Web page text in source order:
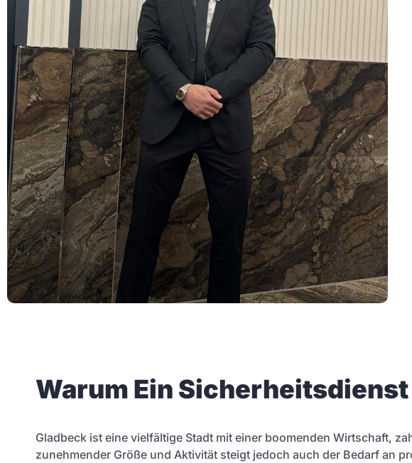
Warum Ein
Gladbeck ist eine vielfältige Stadt mit einer boomen­den Wirtschaft,
zunehmender Größe und Aktivität steigt jedoch auch der Bedarf an